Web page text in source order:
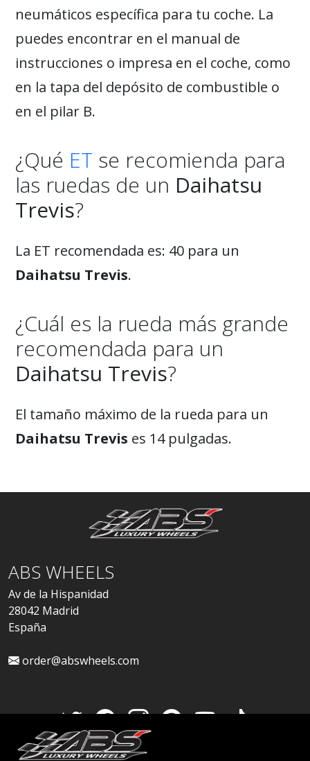
neumáticos específica para tu coche. La
puedes encontrar en el manual de
instrucciones o impresa en el coche, como
en la tapa del depósito de combustible o
en el pilar B.
¿Qué ET se recomienda para
las ruedas de un Daihatsu
Trevis?
La ET recomendada es: 40 para un
Daihatsu Trevis.
¿Cuál es la rueda más grande
recomendada para un
Daihatsu Trevis?
El tamaño máximo de la rueda para un
Daihatsu Trevis es 14 pulgadas.
ABS WHEELS
Av de la Hispanidad
28042 Madrid
España
order@abswheels.com